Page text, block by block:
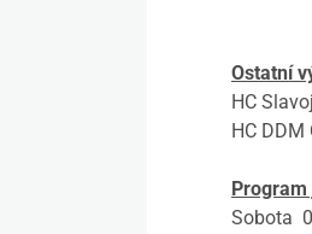
Ostatní
HC
HC
Sobota